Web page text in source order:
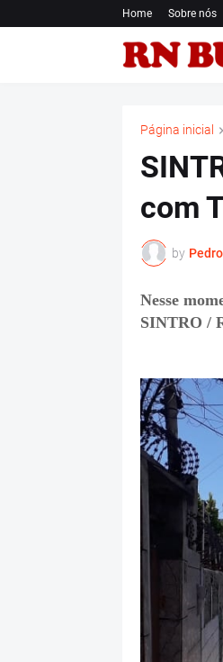
Home Sobre nós
Página inicial
com
by
Nesse
SINTRO /